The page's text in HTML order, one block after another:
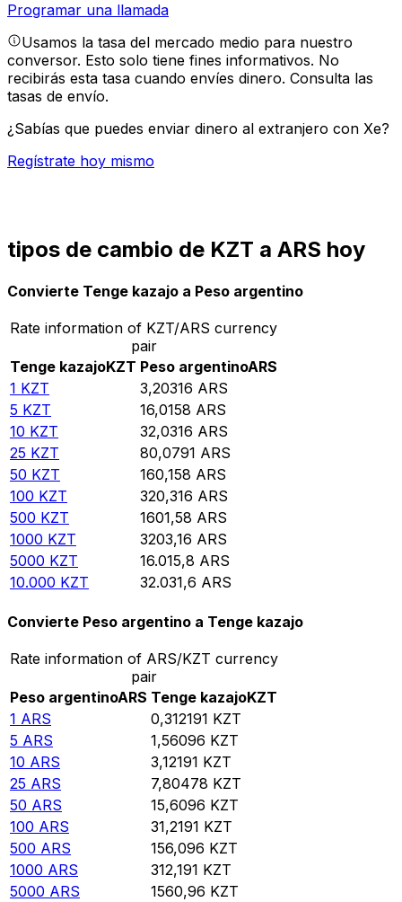
Programar una llamada
Usamos la tasa del mercado medio para nuestro
conversor. Esto solo tiene fines informativos. No
recibirás esta tasa cuando envíes dinero. Consulta las
tasas de envío.
¿Sabías que puedes enviar dinero al extranjero con Xe?
Regístrate hoy mismo
tipos de cambio de KZT a ARS hoy
Convierte Tenge kazajo a Peso argentino
Rate information of KZT/ARS currency
pair
Tenge kazajoKZT Peso argentinoARS
1 KZT 3,20316 ARS
5 KZT 16,0158 ARS
10 KZT 32,0316 ARS
25 KZT 80,0791 ARS
50 KZT 160,158 ARS
100 KZT 320,316 ARS
500 KZT 1601,58 ARS
1000 KZT 3203,16 ARS
5000 KZT 16.015,8 ARS
10.000 KZT 32.031,6 ARS
Convierte Peso argentino a Tenge kazajo
Rate information of ARS/KZT currency
pair
Peso argentinoARS Tenge kazajoKZT
1 ARS 0,312191 KZT
5 ARS 1,56096 KZT
10 ARS 3,12191 KZT
25 ARS 7,80478 KZT
50 ARS 15,6096 KZT
100 ARS 31,2191 KZT
500 ARS 156,096 KZT
1000 ARS 312,191 KZT
5000 ARS 1560,96 KZT